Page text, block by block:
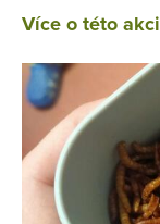
Více o této akci